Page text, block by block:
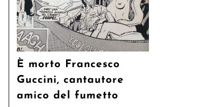
È morto Francesco
Guccini, cantautore
amico del fumetto